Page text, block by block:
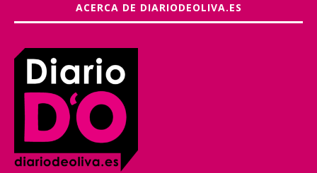
ACERCA DE DIARIODEOLIVA.ES